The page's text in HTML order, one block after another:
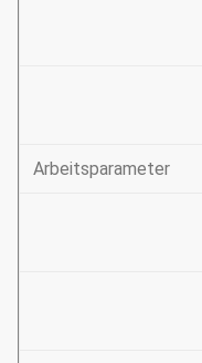
Arbeitsparameter